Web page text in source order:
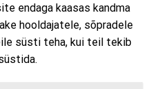
endaga kaasas kandma
hooldajatele, sõpradele
süsti teha, kui teil tekib